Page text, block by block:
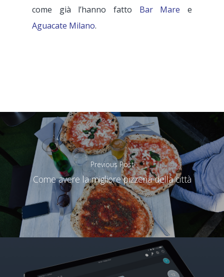
come già l’hanno fatto Bar Mare e
Aguacate Milano.
Previous Post
Come avere la migliore pizzeria della città